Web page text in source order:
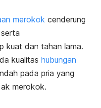
merokok cenderung
kuat dan tahan lama.
kualitas hubungan
pada pria yang
merokok.